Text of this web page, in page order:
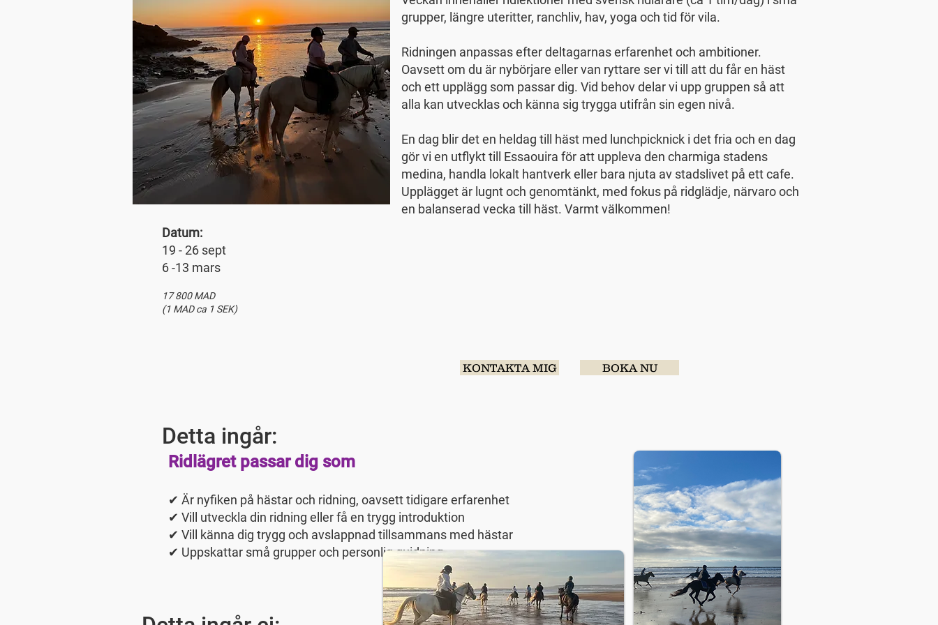
Datum:
19 - 26 sept
6 -13 mars
17 800 MAD
(1 MAD ca 1 SEK)
grupper, längre uteritter, ranchliv, hav, yoga och tid för vila.
Ridningen anpassas efter deltagarnas erfarenhet och ambitioner.
Oavsett om du är nybörjare eller van ryttare ser vi till att du får en häst
och ett upplägg som passar dig. Vid behov delar vi upp gruppen så att
alla kan utvecklas och känna sig trygga utifrån sin egen nivå.
En dag blir det en heldag till häst med lunchpicknick i det fria och en dag
gör vi en utflykt till Essaouira för att uppleva den charmiga stadens
medina, handla lokalt hantverk eller bara njuta av stadslivet på ett cafe.
Upplägget är lugnt och genomtänkt, med fokus på ridglädje, närvaro och
en balanserad vecka till häst. Varmt välkommen!
KONTAKTA MIG BOKA NU
Detta ingår:
Ridlägret passar dig som
✔ Är nyfiken på hästar och ridning, oavsett tidigare erfarenhet
✔ Vill utveckla din ridning eller få en trygg introduktion
✔ Vill känna dig trygg och avslappnad tillsammans med hästar
✔ Uppskattar små grupper och personlig guidning